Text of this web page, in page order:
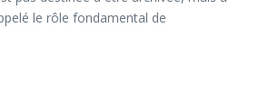
le rôle fondamental de